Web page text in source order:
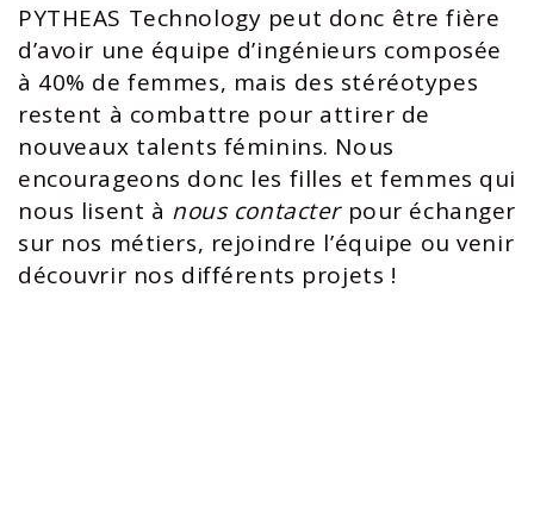
PYTHEAS Technology peut donc être fière
d’avoir une équipe d’ingénieurs composée
à 40% de femmes, mais des stéréotypes
restent à combattre pour attirer de
nouveaux talents féminins. Nous
encourageons donc les filles et femmes qui
nous lisent à nous contacterpour échanger
sur nos métiers, rejoindre l’équipe ou venir
découvrir nos différents projets !